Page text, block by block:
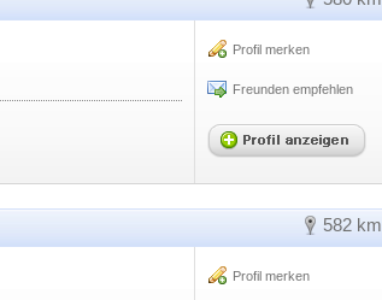
Profil merken
Freunden empfehlen
582 km
Profil merken